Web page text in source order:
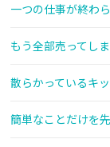
一つの仕事が終わ
もう全部売ってし
散らかっているキ
簡単なことだけを